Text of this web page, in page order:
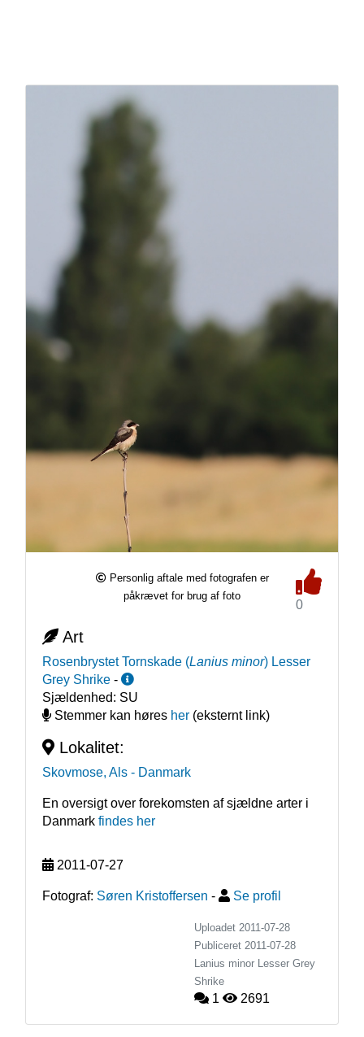
Personlig aftale med fotografen er
påkrævet for brug af foto
0
Art
Rosenbrystet Tornskade (Lanius minor) Lesser
Grey Shrike -
Sjældenhed: SU
Stemmer kan høres her(eksternt link)
Lokalitet:
Skovmose, Als - Danmark
En oversigt over forekomsten af sjældne arter i
Danmark findes her
2011-07-27
Fotograf: Søren Kristoffersen - Se profil
Uploadet 2011-07-28
Publiceret 2011-07-28
Lanius minor Lesser Grey
Shrike
1 2691